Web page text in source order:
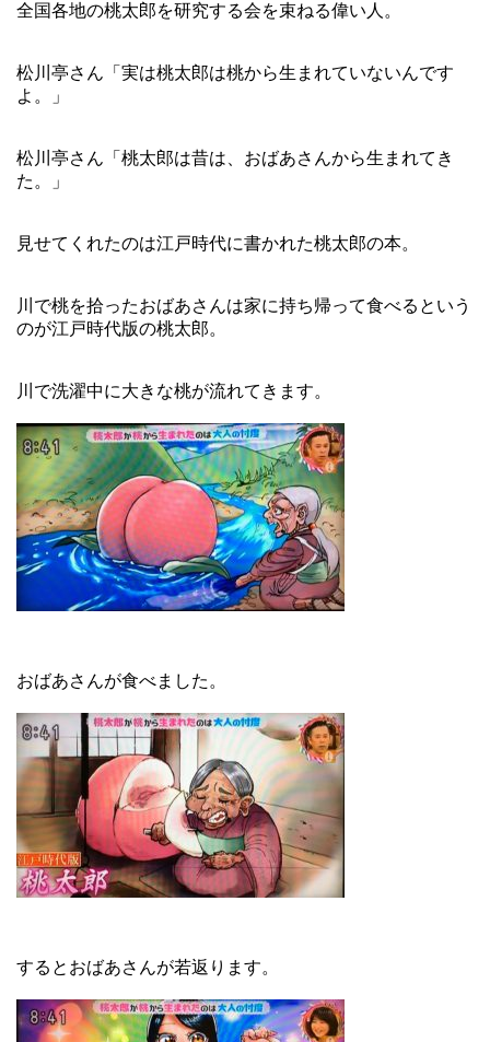
全国各地の桃太郎を研究する会を束ねる偉い人。
松川亭さん「実は桃太郎は桃から生まれていないんです
よ。」
松川亭さん「桃太郎は昔は、おばあさんから生まれてき
た。」
見せてくれたのは江戸時代に書かれた桃太郎の本。
川で桃を拾ったおばあさんは家に持ち帰って食べるという
のが江戸時代版の桃太郎。
川で洗濯中に大きな桃が流れてきます。
おばあさんが食べました。
するとおばあさんが若返ります。